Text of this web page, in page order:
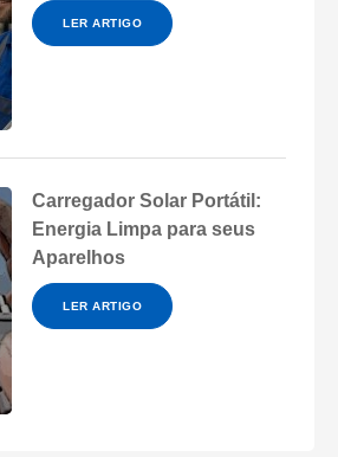
LER ARTIGO
Carregador Solar Portátil:
Energia Limpa para seus
Aparelhos
LER ARTIGO